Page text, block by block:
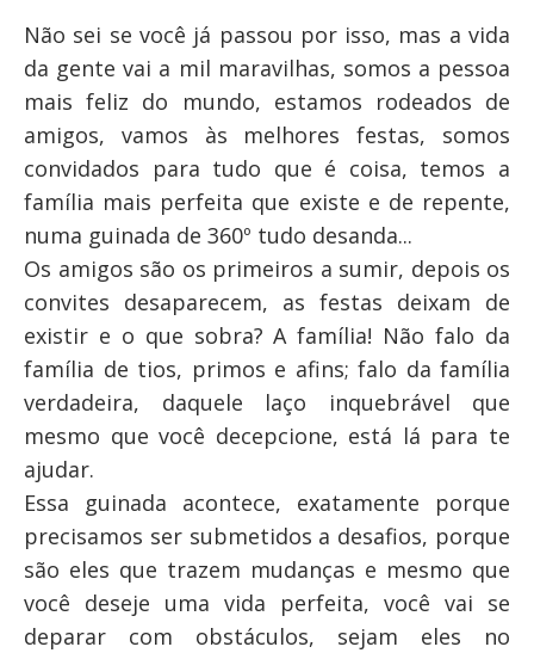
Não sei se você já passou por isso, mas a vida
da gente vai a mil maravilhas, somos a pessoa
mais feliz do mundo, estamos rodeados de
amigos, vamos às melhores festas, somos
convidados para tudo que é coisa, temos a
família mais perfeita que existe e de repente,
numa guinada de 360º tudo desanda...
Os amigos são os primeiros a sumir, depois os
convites desaparecem, as festas deixam de
existir e o que sobra? A família! Não falo da
família de tios, primos e afins; falo da família
verdadeira, daquele laço inquebrável que
mesmo que você decepcione, está lá para te
ajudar.
Essa guinada acontece, exatamente porque
precisamos ser submetidos a desafios, porque
são eles que trazem mudanças e mesmo que
você deseje uma vida perfeita, você vai se
deparar com obstáculos, sejam eles no